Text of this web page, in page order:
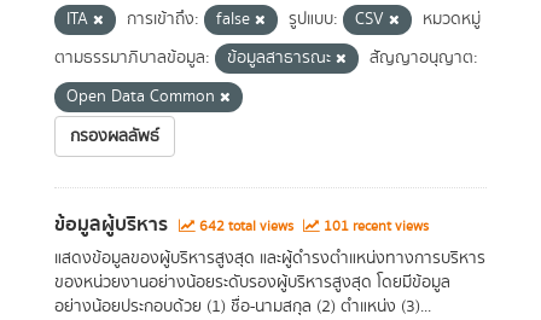
ITA
การเข้าถึง: false รูปแบบ: CSV
หมวดหมู่
ตามธรรมาภิบาลข้อมูล:
ข้อมูลสาธารณะ
สัญญาอนุญาต:
Open Data Common
กรองผลลัพธ์
ข้อมูลผู้บริหาร 642 total views 101 recent views
แสดงข้อมูลของผู้บริหารสูงสุด และผู้ดำรงตำแหน่งทางการบริหาร
ของหน่วยงานอย่างน้อยระดับรองผู้บริหารสูงสุด โดยมีข้อมูล
อย่างน้อยประกอบด้วย (1) ชื่อ-นามสกุล (2) ตำแหน่ง (3)...